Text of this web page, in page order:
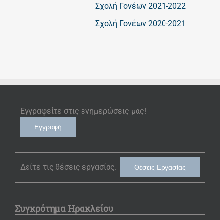
Σχολή Γονέων 2021-2022
Σχολή Γονέων 2020-2021
Εγγραφείτε στις ενημερώσεις μας!
Εγγραφή
Δείτε τις θέσεις εργασίας. Θέσεις Εργασίας
Συγκρότημα Ηρακλείου